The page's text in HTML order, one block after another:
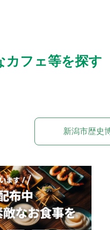
カフェ等を探す
新潟市歴史